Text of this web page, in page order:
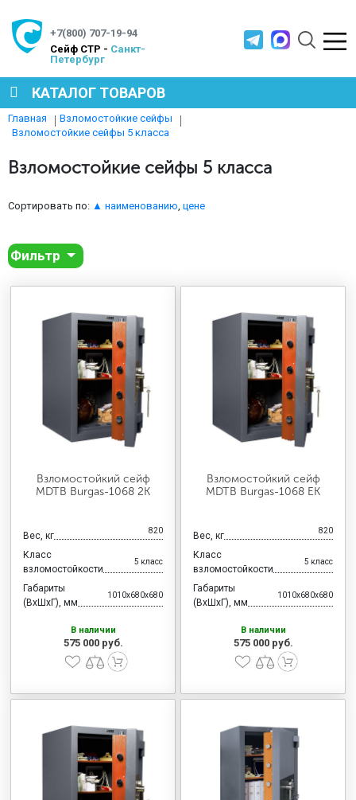
+7(800) 707-19-94
Cейф СТР - Санкт-
Петербург
КАТАЛОГ ТОВАРОВ
СЕЙФЫ
МЕТАЛЛИЧЕСКИЕ СТЕЛЛАЖИ
МЕДИЦИНСКАЯ МЕБЕЛЬ
СИСТЕМЫ ХРАНЕНИЯ
ОФИСНАЯ МЕБЕЛЬ
МЕБЕЛЬ ДЛЯ ДОМА
МЕБЕЛЬ ДЛЯ СТОЛОВЫХ
СТАЛЬНЫЕ ДВЕРИ
Главная
Взломостойкие сейфы
Взломостойкие сейфы 5 класса
Взломостойкие сейфы 5 класса
Сортировать по: ▲ наименованию, цене
Фильтр
Взломостойкий сейф
MDTB Burgas-1068 2K
Вес, кг 820
Класс
взломостойкости
5 класс
Габариты
(ВхШхГ), мм
1010x680x680
В наличии
575 000 руб.
Взломостойкий сейф
MDTB Burgas-1068 EK
Вес, кг 820
Класс
взломостойкости
5 класс
Габариты
(ВхШхГ), мм
1010x680x680
В наличии
575 000 руб.